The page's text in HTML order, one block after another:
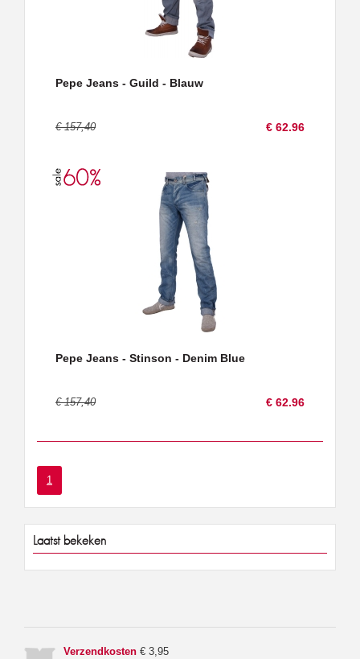
Pepe Jeans - Guild - Blauw
€ 157,40 € 62.96
Pepe Jeans - Stinson - Denim Blue
€ 157,40 € 62.96
1
Laatst bekeken
Verzendkosten € 3,95